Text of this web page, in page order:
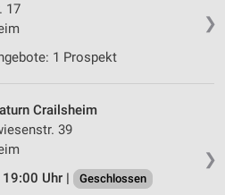
❯
17
1 Prospekt
❯
Crailsheim
39
Uhr |
Geschlossen